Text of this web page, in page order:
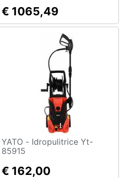
€ 1065,49
YATO - Idropulitrice Yt-
85915
€ 162,00